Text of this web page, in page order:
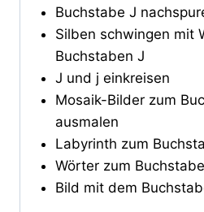
Buchstabe J
Silben schwingen mit
Buchstaben J
J und j einkreisen
Mosaik-Bilder zum
ausmalen
Labyrinth zum
Wörter zum
Bild mit dem